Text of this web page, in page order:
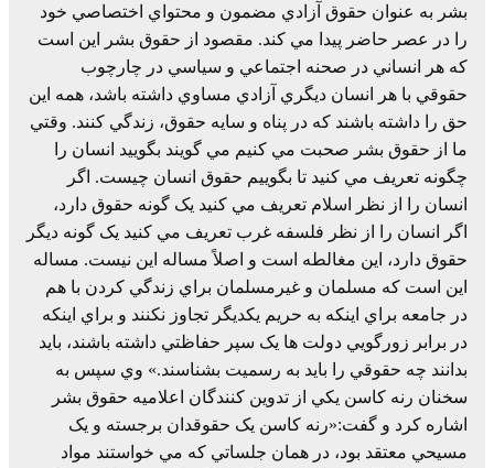
بشر به عنوان حقوق آزادي مضمون و محتواي اختصاصي خود
را در عصر حاضر پيدا مي کند. مقصود از حقوق بشر اين است
که هر انساني در صحنه اجتماعي و سياسي در چارچوب
حقوقي با هر انسان ديگري آزادي مساوي داشته باشد، همه اين
حق را داشته باشند که در پناه و سايه حقوق، زندگي کنند. وقتي
ما از حقوق بشر صحبت مي کنيم مي گويند بگوييد انسان را
چگونه تعريف مي کنيد تا بگوييم حقوق انسان چيست. اگر
انسان را از نظر اسلام تعريف مي کنيد يک گونه حقوق دارد،
اگر انسان را از نظر فلسفه غرب تعريف مي کنيد يک گونه ديگر
حقوق دارد، اين مغالطه است و اصلاً مساله اين نيست. مساله
اين است که مسلمان و غيرمسلمان براي زندگي کردن با هم
در جامعه براي اينکه به حريم يکديگر تجاوز نکنند و براي اينکه
در برابر زورگويي دولت ها يک سپر حفاظتي داشته باشند، بايد
بدانند چه حقوقي را بايد به رسميت بشناسند.» وي سپس به
سخنان رنه کاسن يکي از تدوين کنندگان اعلاميه حقوق بشر
اشاره کرد و گفت:«رنه کاسن يک حقوقدان برجسته و يک
مسيحي معتقد بود، در همان جلساتي که مي خواستند مواد